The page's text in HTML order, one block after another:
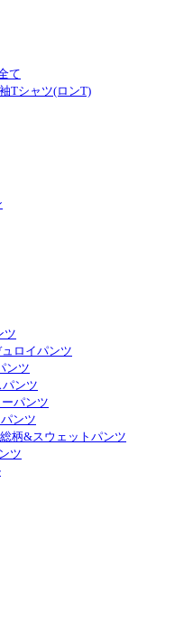
て
Tシャツ(ロンT)
ツ
ュロイパンツ
ンツ
ンツ
パンツ
ンツ
総柄&スウェットパンツ
ツ